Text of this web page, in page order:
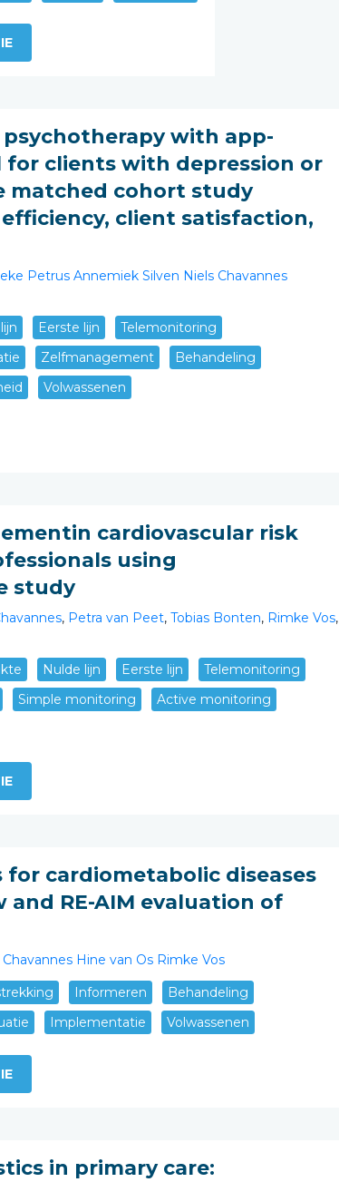
with app-
clients with depression or
matched cohort study
client satisfaction,
Petrus Annemiek Silven Niels Chavannes
Eerste lijn
Telemonitoring
Zelfmanagement
Behandeling
Volwassenen
cardiovascular risk
using
study
, Petra van Peet, Tobias Bonten, Rimke Vos,
Nulde lijn Eerste lijn
Telemonitoring
Simple monitoring
Active monitoring
cardiometabolic diseases
and RE-AIM evaluation of
Chavannes Hine van Os Rimke Vos
Informeren
Behandeling
Implementatie Volwassenen
in primary care: